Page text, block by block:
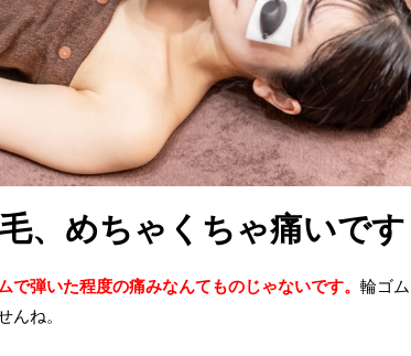
、めちゃくちゃ痛いです
で弾いた程度の痛みなんてものじゃないです。 輪ゴ
んね。